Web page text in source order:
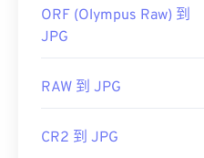
ORF (Olympus Raw) 到
JPG
RAW 到 JPG
CR2 到 JPG